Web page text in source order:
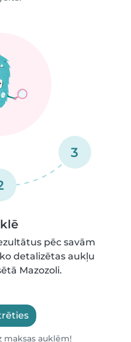
3
pēc savām
detalizētas aukļu
Mazozoli.
maksas auklēm!